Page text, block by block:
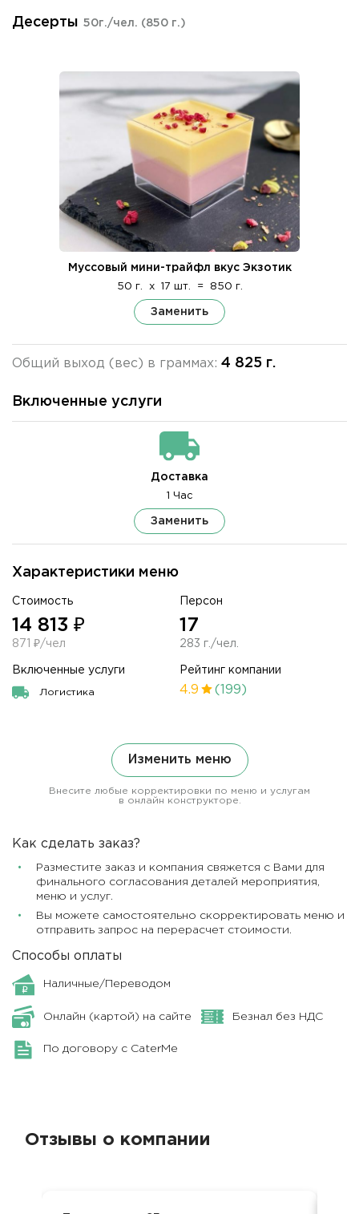
Характеристики меню
Стоимость
14 813 ₽
871 ₽/чел
Персон
17
283 г./чел.
Включенные услуги
Логистика
Рейтинг компании
4.9 (199)
Десерты 50г./чел. (850 г.)
Муссовый мини-трайфл вкус Экзотик
50 г. x 17 шт. = 850 г.
Заменить
Общий выход (вес) в граммах: 4 825 г.
Изменить меню
Внесите любые корректировки по меню и услугам
в онлайн конструкторе.
Включенные услуги
Доставка
1 Час
Заменить
Как сделать заказ?
Разместите заказ и компания свяжется с Вами для
финального согласования деталей мероприятия,
меню и услуг.
Вы можете самостоятельно скорректировать меню и
отправить запрос на перерасчет стоимости.
Способы оплаты
Наличные/Переводом
Онлайн (картой) на сайте Безнал без НДС
По договору с CaterMe
Отзывы о компании